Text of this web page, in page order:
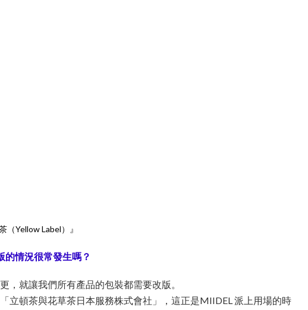
Yellow Label）』
的情況很常發生嗎？
，就讓我們所有產品的包裝都需要改版。
立頓茶與花草茶日本服務株式會社」，這正是MIIDEL 派上用場的時